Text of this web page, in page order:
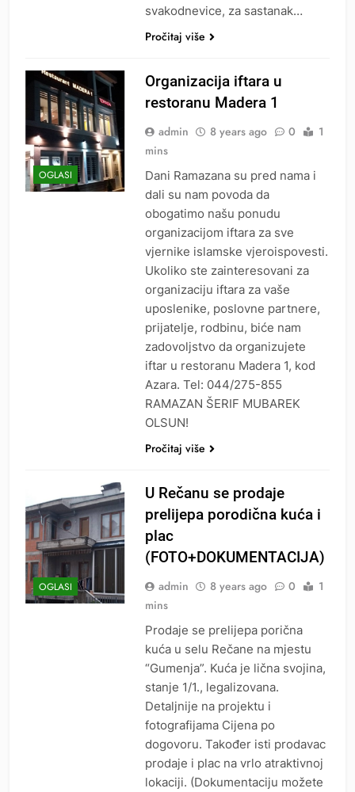
svakodnevice, za sastanak…
Pročitaj više
OGLASI
Organizacija iftara u
restoranu Madera 1
admin 8 years ago 0
1
mins
Dani Ramazana su pred nama i
dali su nam povoda da
obogatimo našu ponudu
organizacijom iftara za sve
vjernike islamske vjeroispovesti.
Ukoliko ste zainteresovani za
organizaciju iftara za vaše
uposlenike, poslovne partnere,
prijatelje, rodbinu, biće nam
zadovoljstvo da organizujete
iftar u restoranu Madera 1, kod
Azara. Tel: 044/275-855
RAMAZAN ŠERIF MUBAREK
OLSUN!
Pročitaj više
OGLASI
U Rečanu se prodaje
prelijepa porodična kuća i
plac
(FOTO+DOKUMENTACIJA)
admin 8 years ago 0
1
mins
Prodaje se prelijepa porična
kuća u selu Rečane na mjestu
“Gumenja”. Kuća je lična svojina,
stanje 1/1., legalizovana.
Detaljnije na projektu i
fotografijama Cijena po
dogovoru. Također isti prodavac
prodaje i plac na vrlo atraktivnoj
lokaciji. (Dokumentaciju možete